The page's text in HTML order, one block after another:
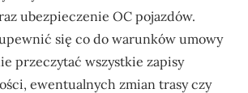
ubezpieczenie OC pojazdów.
się co do warunków umowy
przeczytać wszystkie zapisy
ewentualnych zmian trasy czy